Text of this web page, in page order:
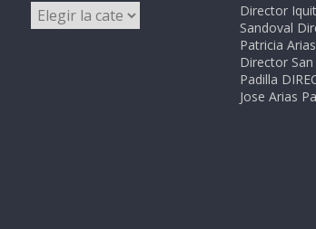
Categorías
Director
Sandoval
Patricia
Director
Padilla
Jose Arias